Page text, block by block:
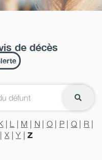
de décès
| L | M | N| O| P| Q | R |
| X |Y |Z